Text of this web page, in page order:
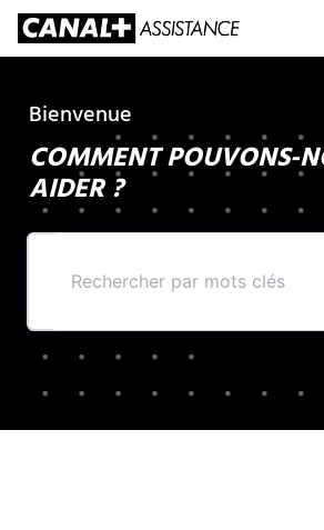
Bienvenue
COMMENT POUVONS-
AIDER ?
Rechercher
par
mots